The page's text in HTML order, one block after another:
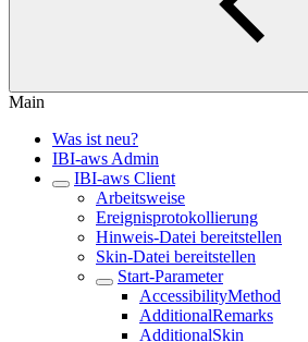
Main
Was ist neu?
IBI-aws Admin
IBI-aws Client
Arbeitsweise
Ereignisprotokollierung
Hinweis-Datei bereitstellen
Skin-Datei bereitstellen
Start-Parameter
AccessibilityMethod
AdditionalRemarks
AdditionalSkin